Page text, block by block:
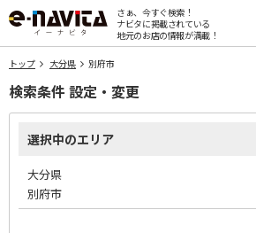
さぁ、今すぐ検索！
ナビタに掲載されている
地元のお店の情報が満載！
トップ 大分県 別府市
検索条件 設定・変更
選択中のエリア
大分県
別府市